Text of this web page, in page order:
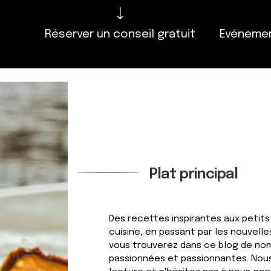
Réserver un conseil gratuit
Plat principal
Des recettes inspirantes aux
cuisine, en passant par les
vous trouverez dans ce blog de
passionnées et passionnantes.